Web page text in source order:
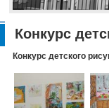
Конкурс
Конкурс детского